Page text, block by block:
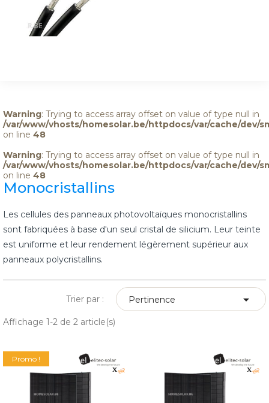
Warning: Trying to access array offset on value of type null in
/var/www/vhosts/homesolar.be/httpdocs/var/cache/dev/
on line 48
Warning: Trying to access array offset on value of type null in
/var/www/vhosts/homesolar.be/httpdocs/var/cache/dev/
on line 48
Monocristallins
Les cellules des panneaux photovoltaïques monocristallins
sont fabriquées à base d'un seul cristal de silicium. Leur teinte
est uniforme et leur rendement légèrement supérieur aux
panneaux polycristallins.
Trier par : Pertinence 
Affichage 1-2 de 2 article(s)
Promo !